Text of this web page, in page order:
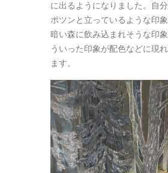
に出るようになりました。自
ポツンと立っているような印
暗い森に飲み込まれそうな印
ういった印象が配色などに現
ます。